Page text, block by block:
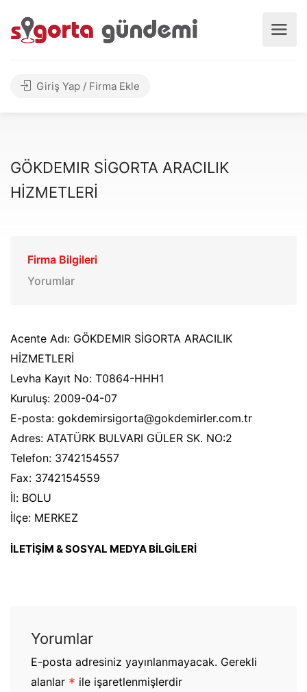
Giriş Yap / Firma Ekle
GÖKDEMIR SİGORTA ARACILIK
HİZMETLERİ
Firma Bilgileri
Yorumlar
Acente Adı: GÖKDEMIR SİGORTA ARACILIK
HİZMETLERİ
Levha Kayıt No: T0864-HHH1
Kuruluş: 2009-04-07
E-posta: gokdemirsigorta@gokdemirler.com.tr
Adres: ATATÜRK BULVARI GÜLER SK. NO:2
Telefon: 3742154557
Fax: 3742154559
İl: BOLU
İlçe: MERKEZ
İLETİŞİM & SOSYAL MEDYA BİLGİLERİ
Yorumlar
E-posta adresiniz yayınlanmayacak. Gerekli
alanlar * ile işaretlenmişlerdir